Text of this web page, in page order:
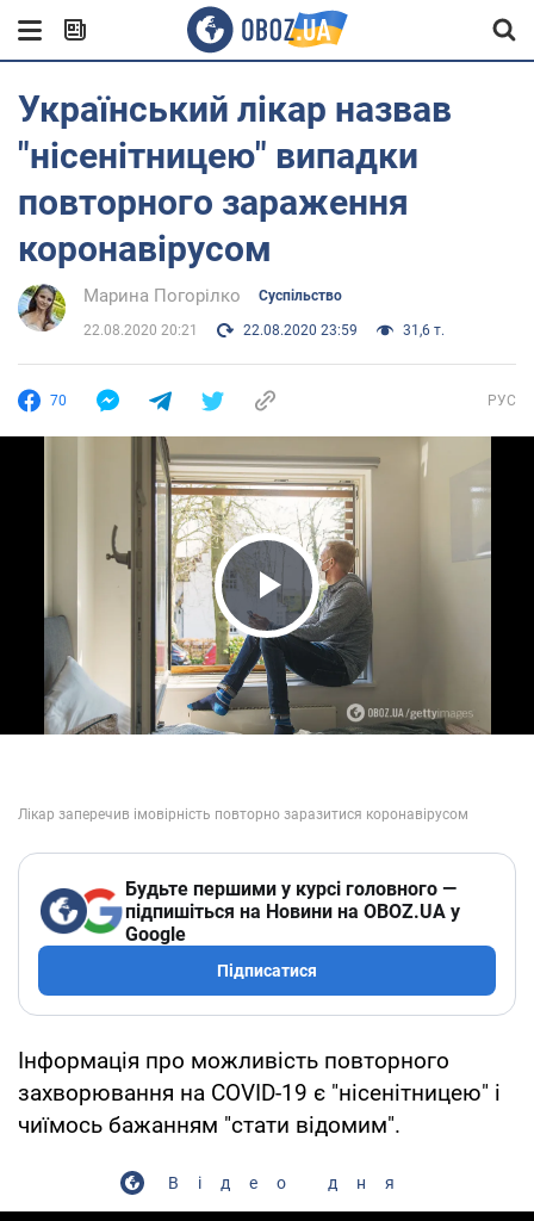
Український лікар назвав
"нісенітницею" випадки
повторного зараження
коронавірусом
Марина Погорілко Суспільство
22.08.2020 20:21 22.08.2020 23:59 31,6 т.
70 РУС
Play Video
Будьте першими у курсі головного —
підпишіться на Новини на OBOZ.UA у
Google
Підписатися
Інформація про можливість повторного
захворювання на COVID-19 є "нісенітницею" і
чиїмось бажанням "стати відомим".
Відео дня